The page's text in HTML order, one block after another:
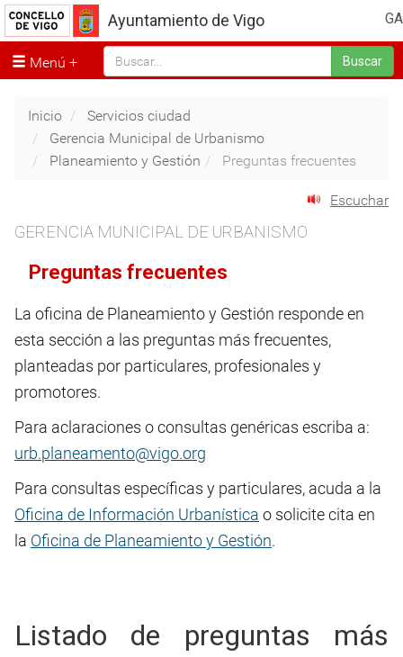
GA
Ayuntamiento de Vigo
Menú Buscar
Inicio
Servicios ciudad
Gerencia Municipal de Urbanismo
Planeamiento y Gestión
Preguntas frecuentes
Escuchar
GERENCIA MUNICIPAL DE URBANISMO
Preguntas frecuentes
La oficina de Planeamiento y Gestión responde en
esta sección a las preguntas más frecuentes,
planteadas por particulares, profesionales y
promotores.
Para aclaraciones o consultas genéricas escriba a:
urb.planeamento@vigo.org
Para consultas específicas y particulares, acuda a la
Oficina de Información Urbanística o solicite cita en
la Oficina de Planeamiento y Gestión.
Listado de preguntas más